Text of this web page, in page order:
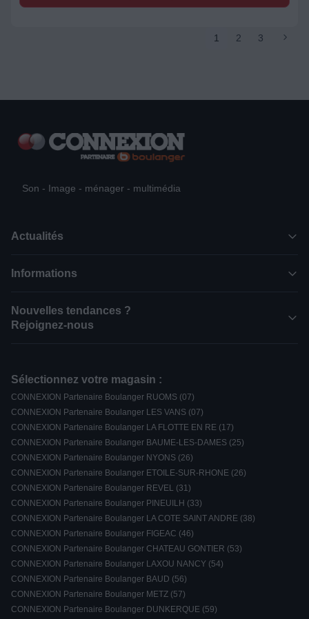
1 2 3
Son - Image - ménager - multimédia
Actualités
Informations
Nouvelles tendances ?
Rejoignez-nous
Sélectionnez votre magasin :
CONNEXION Partenaire Boulanger RUOMS (07)
CONNEXION Partenaire Boulanger LES VANS (07)
CONNEXION Partenaire Boulanger LA FLOTTE EN RE (17)
CONNEXION Partenaire Boulanger BAUME-LES-DAMES (25)
CONNEXION Partenaire Boulanger NYONS (26)
CONNEXION Partenaire Boulanger ETOILE-SUR-RHONE (26)
CONNEXION Partenaire Boulanger REVEL (31)
CONNEXION Partenaire Boulanger PINEUILH (33)
CONNEXION Partenaire Boulanger LA COTE SAINT ANDRE (38)
CONNEXION Partenaire Boulanger FIGEAC (46)
CONNEXION Partenaire Boulanger CHATEAU GONTIER (53)
CONNEXION Partenaire Boulanger LAXOU NANCY (54)
CONNEXION Partenaire Boulanger BAUD (56)
CONNEXION Partenaire Boulanger METZ (57)
CONNEXION Partenaire Boulanger DUNKERQUE (59)